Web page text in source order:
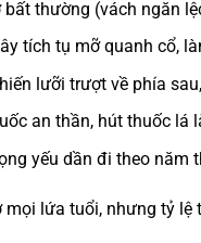
thường (vách ngăn
tích tụ mỡ quanh cổ,
lưỡi trượt về phía
an thần, hút thuốc lá
yếu dần đi theo năm
mọi lứa tuổi, nhưng tỷ